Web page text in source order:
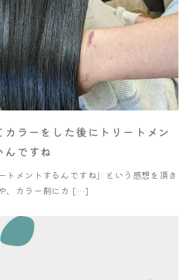
ラーをした後にトリートメン
んですね
トメントするんですね」という感想を頂き
、カラー剤にカ […]